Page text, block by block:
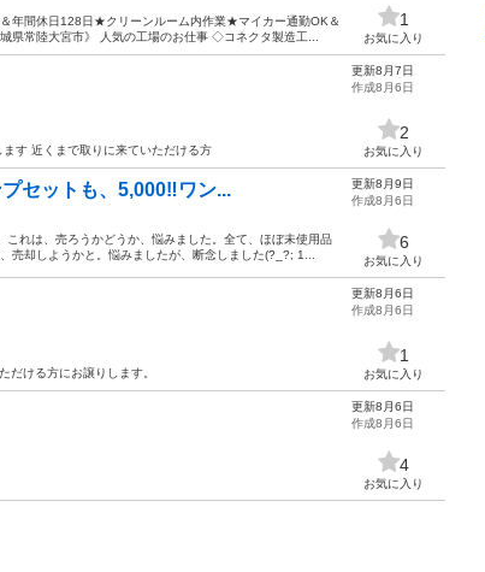
年間休日128日★クリーンルーム内作業★マイカー通勤OK＆
県常陸大宮市》 人気の工場のお仕事 ◇コネクタ製造工...
1
お気に入り
す 近くまで取りに来ていただける方
更新8月7日
作成8月6日
2
お気に入り
セットも、5,000‼️ワン...
れは、売ろうかどうか、悩みました。全て、ほぼ未使用品
売却しようかと。悩みましたが、断念しました(?_?; 1...
更新8月9日
作成8月6日
6
お気に入り
だける方にお譲りします。
更新8月6日
作成8月6日
1
お気に入り
更新8月6日
作成8月6日
4
お気に入り